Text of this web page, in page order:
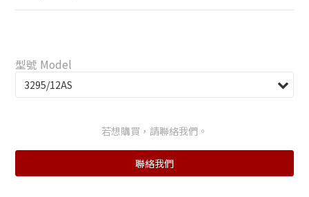
型號 Model
若想購買，請聯絡我們。
聯絡我們